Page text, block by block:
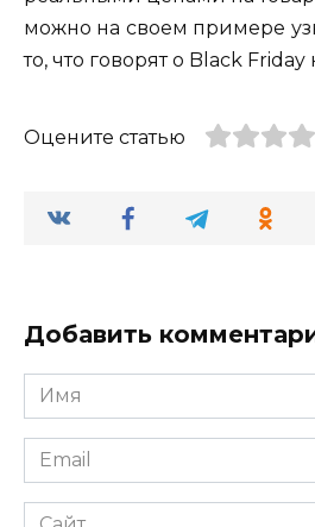
можно на своем примере
то, что говорят о Black
Оцените статью
Добавить
Имя
*
Email
*
Сайт